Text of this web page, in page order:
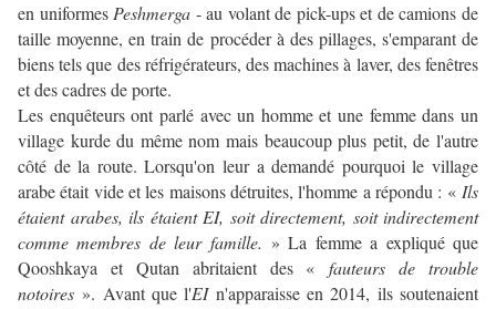
en uniformes Peshmerga - au volant de pick-ups et de camions de
taille moyenne, en train de procéder à des pillages, s'emparant de
biens tels que des réfrigérateurs, des machines à laver, des fenêtres
et des cadres de porte.
Les enquêteurs ont parlé avec un homme et une femme dans un
village kurde du même nom mais beaucoup plus petit, de l'autre
côté de la route. Lorsqu'on leur a demandé pourquoi le village
arabe était vide et les maisons détruites, l'homme a répondu : « Ils
étaient arabes, ils étaient EI, soit directement, soit indirectement
comme membres de leur famille. » La femme a expliqué que
Qooshkaya et Qutan abritaient des «fauteurs de trouble
notoires ». Avant que l'EIn'apparaisse en 2014, ils soutenaient